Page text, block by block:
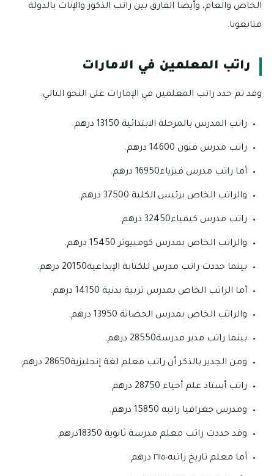
الخاص والعام، وأيضا الفارق بين راتب الذكور والإناث بالدولة
فتابعونا.
راتب المعلمين في الامارات
وقد تم حدد راتب المعلمين في الإمارات على النحو التالي:
راتب المدرس بالمرحلة الابتدائية 13150 درهم.
راتب مدرس فنون 14600 درهم.
أما راتب مدرس فيزياء16950 درهم.
والراتب الخاص برئيس الكلية 37500 درهم.
راتب مدرس كيمياء32450 درهم.
والراتب الخاص بمدرس كومبيوتر 15450 درهم.
بينما حددت راتب مدرس للكتابة الإبداعية20150 درهم.
أما الراتب الخاص بمدرس تربية بدنية 14150 درهم.
والراتب الخاص بمدرس الحضانة 13950 درهم.
بينما راتب مدير مدرسة28550 درهم.
ومن الجدير بالذكر أن راتب معلم لغة إنجليزية28650 درهم.
راتب أستاذ علم أحياء 28750 درهم.
ومدرس جغرافيا راتبه 15850 درهم.
وقد حددت راتب معلم مدرسة ثانوية 18350درهم.
أما معلم تاريخ راتبه١٦١٥٠ درهم.